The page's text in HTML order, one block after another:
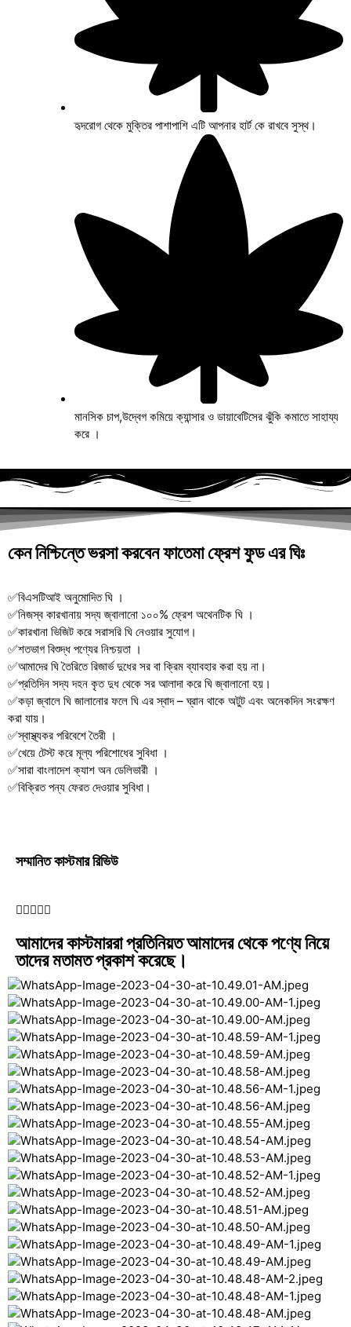
হৃদরোগ থেকে মুক্তির পাশাপাশি এটি আপনার হার্ট কে রাখবে সুস্থ।
মানসিক চাপ,উদ্বেগ কমিয়ে ক্যান্সার ও ডায়াবেটিসের ঝুঁকি কমাতে সাহায্য
করে ।
কেন নিশ্চিন্তে ভরসা করবেন ফাতেমা ফ্রেশ ফুড এর ঘিঃ
✅বিএসটিআই অনুমোদিত ঘি ।
✅নিজস্ব কারখানায় সদ্য জ্বালানো ১০০% ফ্রেশ অথেনটিক ঘি ।
✅কারখানা ভিজিট করে সরাসরি ঘি নেওয়ার সুযোগ।
✅শতভাগ বিশুদ্ধ পণ্যের নিশ্চয়তা ।
✅আমাদের ঘি তৈরিতে রিজার্ভ দুধের সর বা ক্রিম ব্যাবহার করা হয় না।
✅প্রতিদিন সদ্য দহন কৃত দুধ থেকে সর আলাদা করে ঘি জ্বালানো হয়।
✅কড়া জ্বালে ঘি জালানোর ফলে ঘি এর স্বাদ – ঘ্রান থাকে অটুট এবং অনেকদিন সংরক্ষণ
করা যায়।
✅স্বাস্থ্যকর পরিবেশে তৈরী ।
✅খেয়ে টেস্ট করে মূল্য পরিশোধের সুবিধা ।
✅সারা বাংলাদেশ ক্যাশ অন ডেলিভারী ।
✅বিক্রিত পন্য ফেরত দেওয়ার সুবিধা।
সম্মানিত কাস্টমার রিভিউ

আমাদের কাস্টমাররা প্রতিনিয়ত আমাদের থেকে পণ্যে নিয়ে
তাদের মতামত প্রকাশ করেছে।